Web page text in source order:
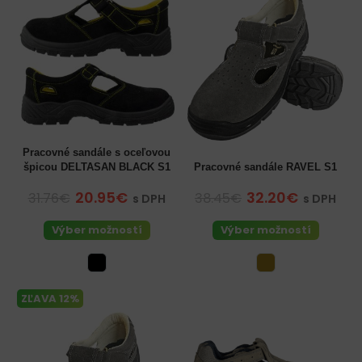
Pracovné sandále s oceľovou
špicou DELTASAN BLACK S1
20.95€ s DPH
Výber možností
Pracovné sandále RAVEL S1
32.20€ s DPH
Výber možností
ZĽAVA 12%